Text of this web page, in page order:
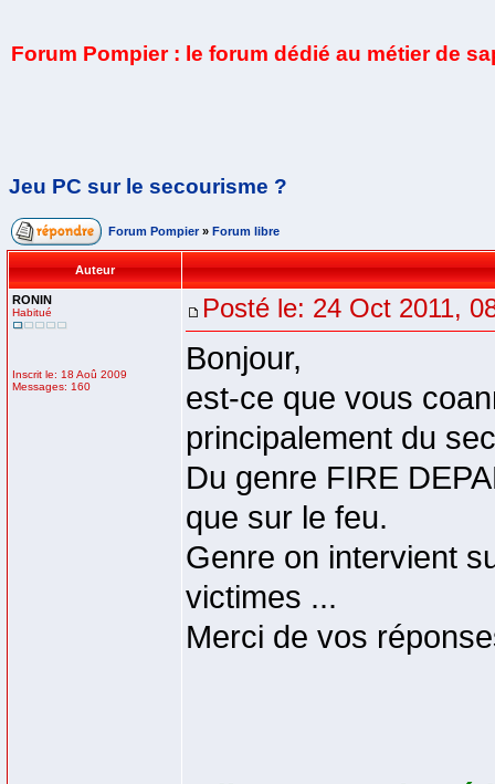
Forum Pompier : le forum dédié au métier de
Jeu PC sur le secourisme ?
Forum Pompier » Forum libre
Auteur
RONIN
Habitué
Inscrit le: 18 Aoû 2009
Messages: 160
Posté le: 24 Oct 2011,
Bonjour,
est-ce que vous
principalement du
Du genre FIRE
que sur le feu.
Genre on intervient
victimes ...
Merci de vos